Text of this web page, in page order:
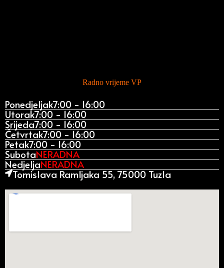
Radno vrijeme VP
Ponedjeljak7:00 - 16:00
Utorak7:00 - 16:00
Srijeda7:00 - 16:00
Četvrtak7:00 - 16:00
Petak7:00 - 16:00
SubotaNERADNA
NedjeljaNERADNA
Tomislava Ramljaka 55, 75000 Tuzla